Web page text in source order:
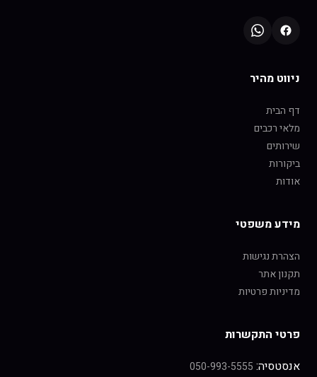
ניווט מהיר
דף הבית
מלאי רכבים
שירותים
ביקורות
אודות
מידע משפטי
הצהרת נגישות
תקנון אתר
מדיניות פרטיות
פרטי התקשרות
אנסטסיה: 050-993-5555